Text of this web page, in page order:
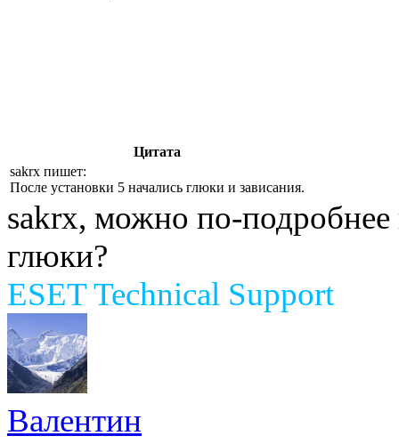
Цитата
sakrx пишет:
После установки 5 начались глюки и зависания.
sakrx, можно по-
глюки?
ESET Technical Support
Валентин